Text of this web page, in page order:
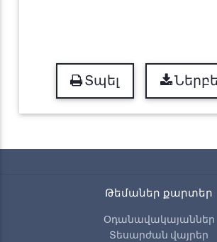
Տպել
Թեմաներ քարտեր
Օդանավակայաններ
Տեսարժան վայրեր